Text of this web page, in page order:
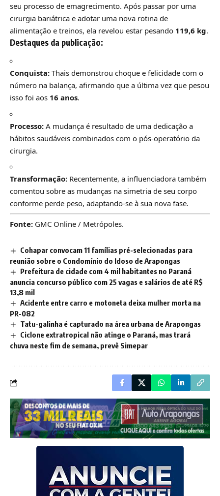
seu processo de emagrecimento. Após passar por uma
cirurgia bariátrica e adotar uma nova rotina de
alimentação e treinos, ela revelou estar pesando 119,6 kg.
Destaques da publicação:
Conquista: Thais demonstrou choque e felicidade com o
número na balança, afirmando que a última vez que pesou
isso foi aos 16 anos.
Processo: A mudança é resultado de uma dedicação a
hábitos saudáveis combinados com o pós-operatório da
cirurgia.
Transformação: Recentemente, a influenciadora também
comentou sobre as mudanças na simetria de seu corpo
conforme perde peso, adaptando-se à sua nova fase.
Fonte: GMC Online / Metrópoles.
Cohapar convocam 11 famílias pré-selecionadas para
reunião sobre o Condomínio do Idoso de Arapongas
Prefeitura de cidade com 4 mil habitantes no Paraná
anuncia concurso público com 25 vagas e salários de até R$
13,8 mil
Acidente entre carro e motoneta deixa mulher morta na
PR-082
Tatu-galinha é capturado na área urbana de Arapongas
Ciclone extratropical não atinge o Paraná, mas trará
chuva neste fim de semana, prevê Simepar